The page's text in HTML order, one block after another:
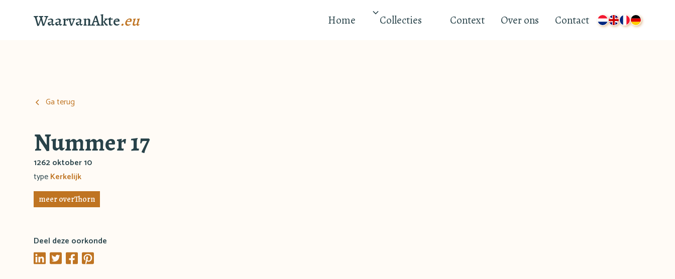
WaarvanAkte.eu Home Collecties Context Over ons Contact
Ga terug
Nummer 17
1262 oktober 10
typeKerkelijk
meer overThorn
Deel deze oorkonde